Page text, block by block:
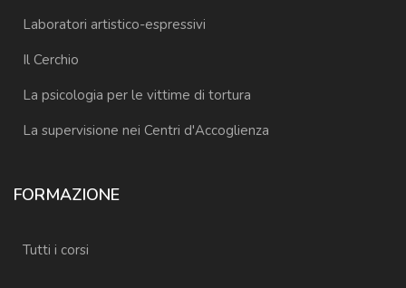
Laboratori artistico-espressivi
Il Cerchio
La psicologia per le vittime di tortura
La supervisione nei Centri d'Accoglienza
FORMAZIONE
Tutti i corsi